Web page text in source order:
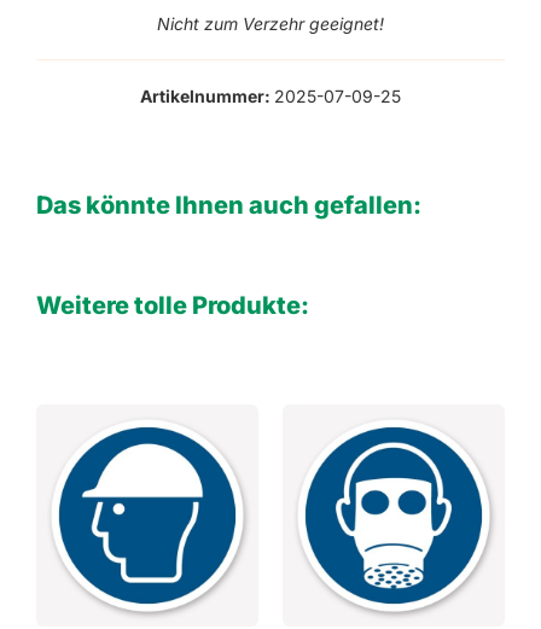
Nicht zum Verzehr geeignet!
Artikelnummer: 2025-07-09-25
Das könnte Ihnen auch gefallen:
Weitere tolle Produkte: